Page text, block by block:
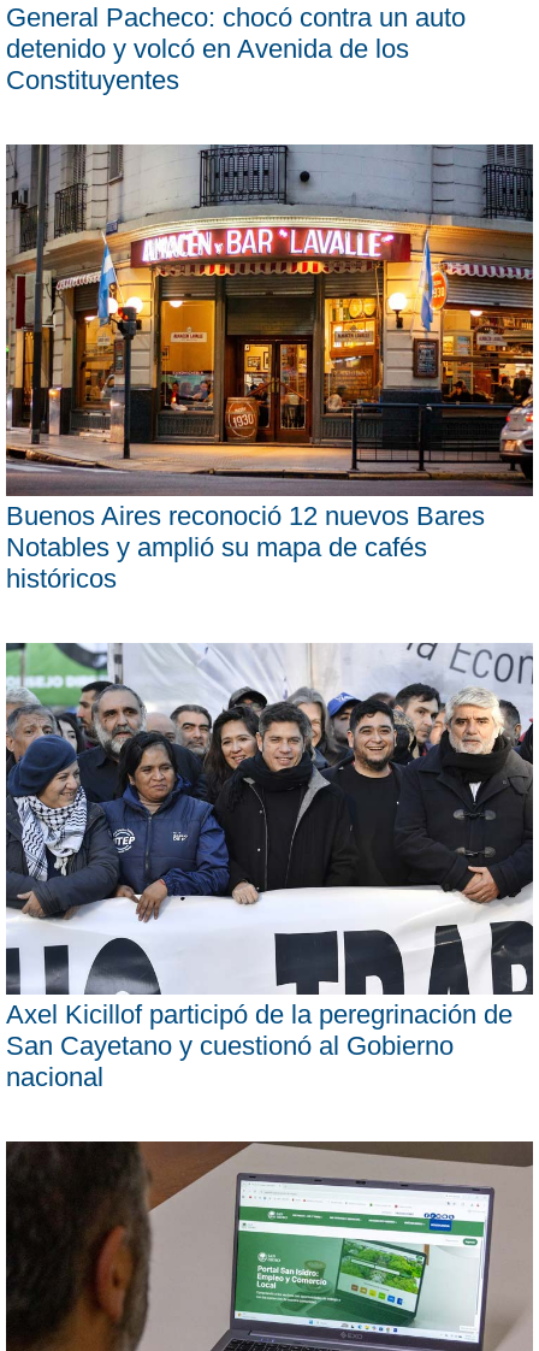
General Pacheco: chocó contra un auto
detenido y volcó en Avenida de los
Constituyentes
Buenos Aires reconoció 12 nuevos Bares
Notables y amplió su mapa de cafés
históricos
Axel Kicillof participó de la peregrinación de
San Cayetano y cuestionó al Gobierno
nacional